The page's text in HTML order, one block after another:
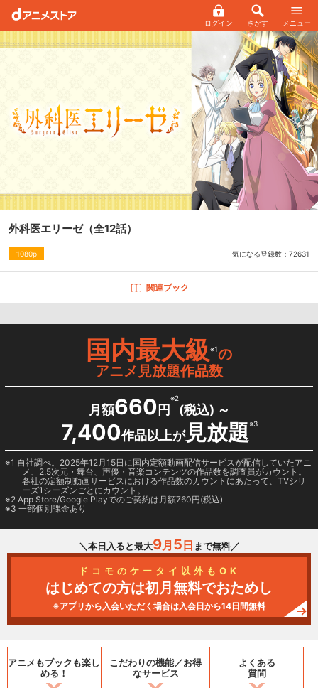
ログイン さがす メニュー
外科医エリーゼ（全12話）
1080p 気になる登録数： 72631
関連ブック
国内最大級※1の
アニメ見放題作品数
月額660 円
※2
(税込) ～
7,400作品以上が見放題※3
1 自社調べ。2025年12月15日に国内定額動画配信サービスが配信していたアニ
メ、2.5次元・舞台、声優・音楽コンテンツの作品数を調査員がカウント。
各社の定額制動画サービスにおける作品数のカウントにあたって、TVシリ
ーズ1シーズンごとにカウント。
2 App Store/Google Playでのご契約は月額760円(税込)
3 一部個別課金あり
＼本日入ると最大9月 5 日 まで無料／
ドコモのケータイ以外もOK
はじめての方は初月無料でおためし
※アプリから入会いただく場合は入会日から14日間無料
アニメもブックも楽し
める！
こだわりの機能／お得
なサービス
よくある
質問